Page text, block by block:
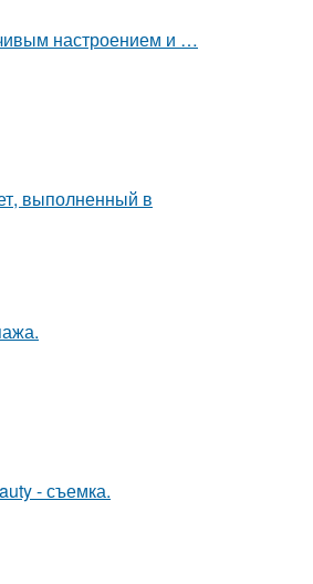
настроением и …
выполненный в
- съемка.